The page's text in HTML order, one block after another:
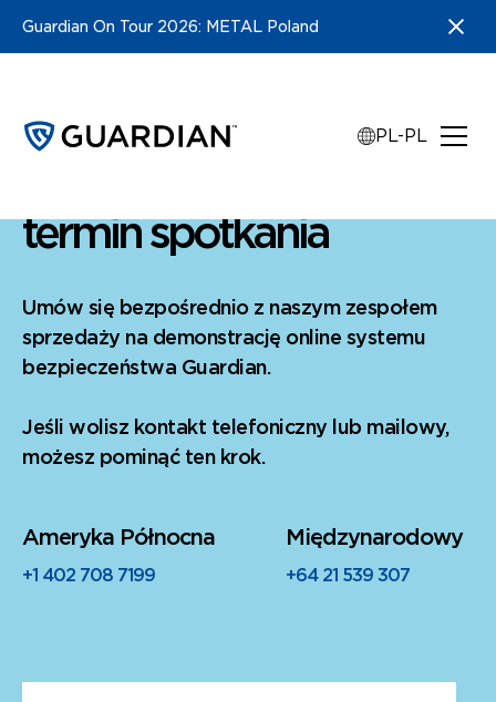
Guardian On Tour 2026: METAL Poland
PL-PL
termin spotkania
Umów się bezpośrednio z naszym zespołem
sprzedaży na demonstrację online systemu
bezpieczeństwa Guardian.
Jeśli wolisz kontakt telefoniczny lub mailowy,
możesz pominąć ten krok.
Ameryka Północna
+1 402 708 7199
Międzynarodowy
+64 21 539 307